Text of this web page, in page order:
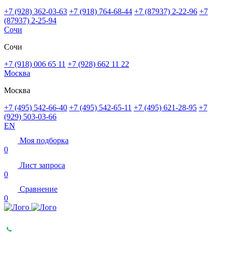
+7 (928) 362-03-63 +7 (918) 764-68-44 +7 (87937) 2-22-96 +7
(87937) 2-25-94
Сочи
Сочи
+7 (918) 006 65 11 +7 (928) 662 11 22
Москва
Москва
+7 (495) 542-66-40 +7 (495) 542-65-11 +7 (495) 621-28-95 +7
(929) 503-03-66
EN
Моя подборка
0
Лист запроса
0
Сравнение
0